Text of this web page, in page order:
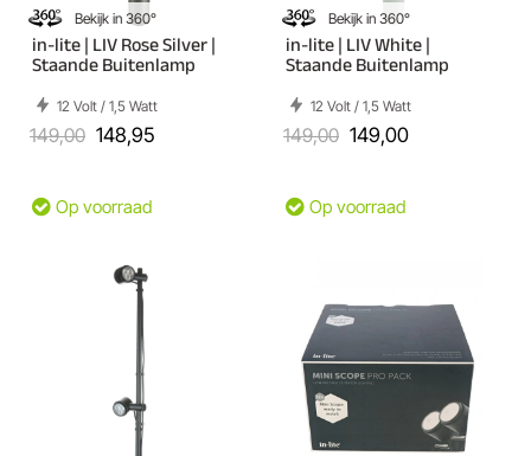
Bekijk in 360°
in-lite | LIV Rose Silver |
Staande Buitenlamp
12 Volt / 1,5 Watt
149,00 148,95
Op voorraad
Bekijk in 360°
in-lite | LIV White |
Staande Buitenlamp
12 Volt / 1,5 Watt
149,00 149,00
Op voorraad